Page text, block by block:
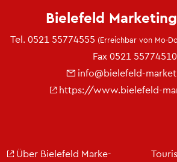
Bie­le­feld
Tel. 0521 55774555 (Er­reich­bar von Mo-
Fax 0521 55774510
info@​bielefeld-​
https://​www.​bielefeld-​
Über Bie­le­feld Mar­ke­